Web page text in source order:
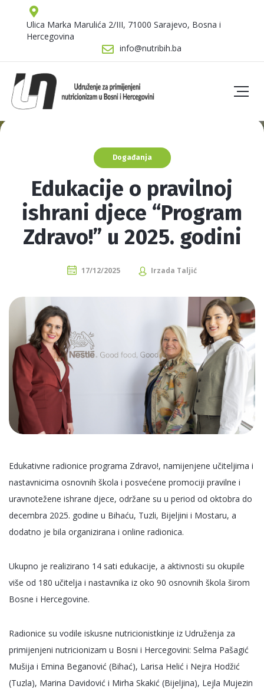
Ulica Marka Marulića 2/III, 71000 Sarajevo, Bosna i
Hercegovina
info@nutribih.ba
Događanja
Edukacije o pravilnoj
ishrani djece “Program
Zdravo!” u 2025. godini
17/12/2025 Irzada Taljić
Edukativne radionice programa Zdravo!, namijenjene učiteljima i
nastavnicima osnovnih škola i posvećene promociji pravilne i
uravnotežene ishrane djece, održane su u period od oktobra do
decembra 2025. godine u Bihaću, Tuzli, Bijeljini i Mostaru, a
dodatno je bila organizirana i online radionica.
Ukupno je realizirano 14 sati edukacije, a aktivnosti su okupile
više od 180 učitelja i nastavnika iz oko 90 osnovnih škola širom
Bosne i Hercegovine.
Radionice su vodile iskusne nutricionistkinje iz Udruženja za
primijenjeni nutricionizam u Bosni i Hercegovini: Selma Pašagić
Mušija i Emina Beganović (Bihać), Larisa Helić i Nejra Hodžić
(Tuzla), Marina Davidović i Mirha Skakić (Bijeljina), Lejla Mujezin